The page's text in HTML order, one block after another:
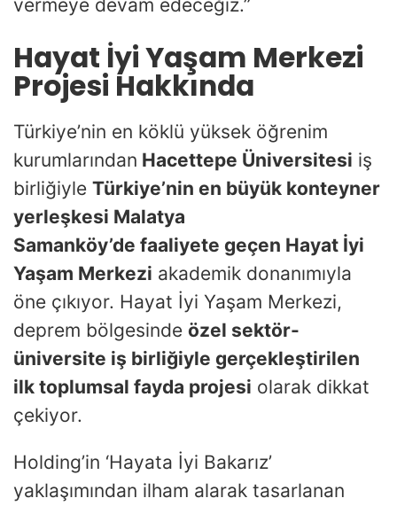
vermeye devam edeceğiz.”
Hayat İyi Yaşam Merkezi
Projesi Hakkında
Türkiye’nin en köklü yüksek öğrenim
kurumlarından Hacettepe Üniversitesi iş
birliğiyle Türkiye’nin en büyük konteyner
yerleşkesi Malatya
Samanköy’de faaliyete geçen Hayat İyi
Yaşam Merkezi akademik donanımıyla
öne çıkıyor. Hayat İyi Yaşam Merkezi,
deprem bölgesinde özel sektör-
üniversite iş birliğiyle gerçekleştirilen
ilk toplumsal fayda projesi olarak dikkat
çekiyor.
Holding’in ‘Hayata İyi Bakarız’
yaklaşımından ilham alarak tasarlanan